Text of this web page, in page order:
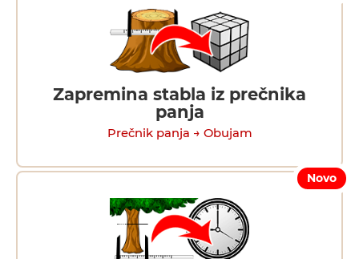
Zapremina stabla iz prečnika
panja
Prečnik panja → Obujam
Novo